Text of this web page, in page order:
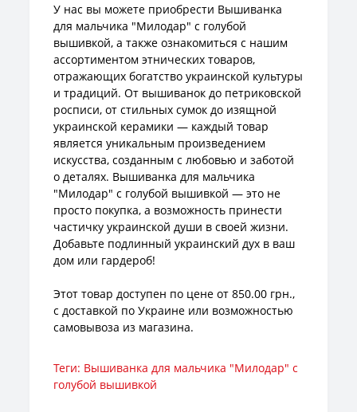
У нас вы можете приобрести Вышиванка
для мальчика "Милодар" с голубой
вышивкой, а также ознакомиться с нашим
ассортиментом этнических товаров,
отражающих богатство украинской культуры
и традиций. От вышиванок до петриковской
росписи, от стильных сумок до изящной
украинской керамики — каждый товар
является уникальным произведением
искусства, созданным с любовью и заботой
о деталях. Вышиванка для мальчика
"Милодар" с голубой вышивкой — это не
просто покупка, а возможность принести
частичку украинской души в своей жизни.
Добавьте подлинный украинский дух в ваш
дом или гардероб!
Этот товар доступен по цене от 850.00 грн.,
с доставкой по Украине или возможностью
самовывоза из магазина.
Теги: Вышиванка для мальчика "Милодар" с
голубой вышивкой